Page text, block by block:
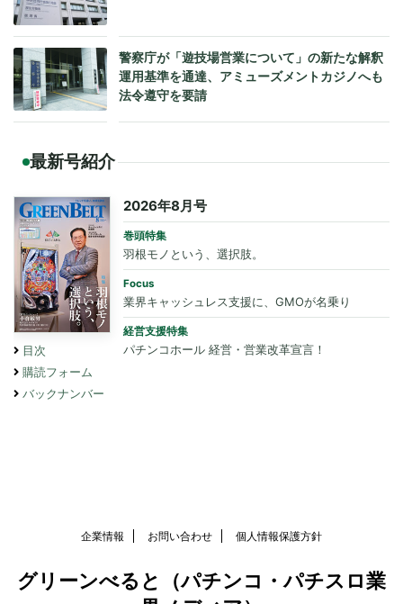
警察庁が「遊技場営業について」の新たな解釈
運用基準を通達、アミューズメントカジノへも
法令遵守を要請
最新号紹介
目次
購読フォーム
バックナンバー
2026年8月号
巻頭特集
羽根モノという、選択肢。
Focus
業界キャッシュレス支援に、GMOが名乗り
経営支援特集
パチンコホール 経営・営業改革宣言！
企業情報 お問い合わせ 個人情報保護方針
グリーンべると（パチンコ・パチスロ業